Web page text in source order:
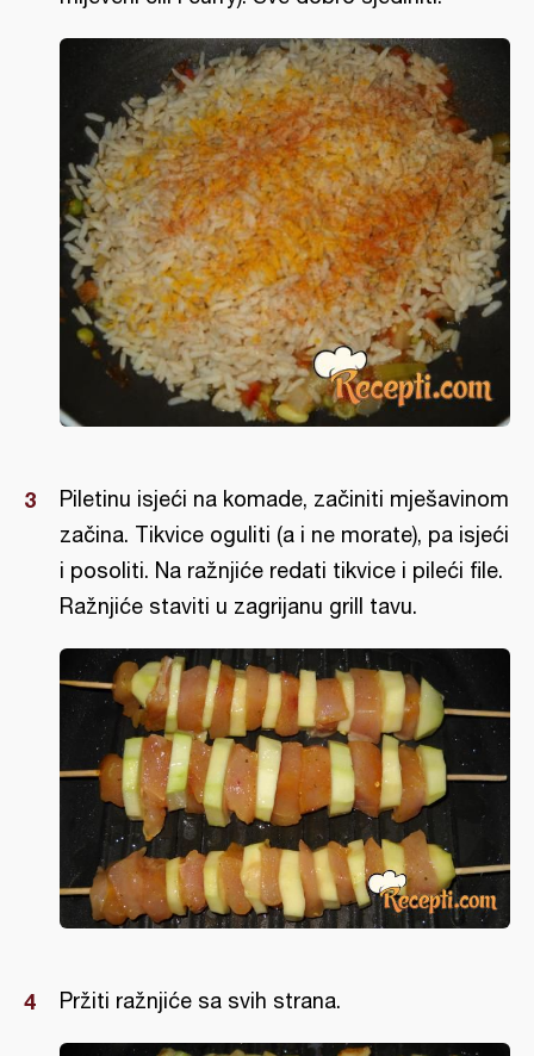
Piletinu isjeći na komade, začiniti mješavinom
začina. Tikvice oguliti (a i ne morate), pa isjeći
i posoliti. Na ražnjiće redati tikvice i pileći file.
Ražnjiće staviti u zagrijanu grill tavu.
Pržiti ražnjiće sa svih strana.